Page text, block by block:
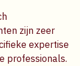
zijn zeer
expertise
professionals.